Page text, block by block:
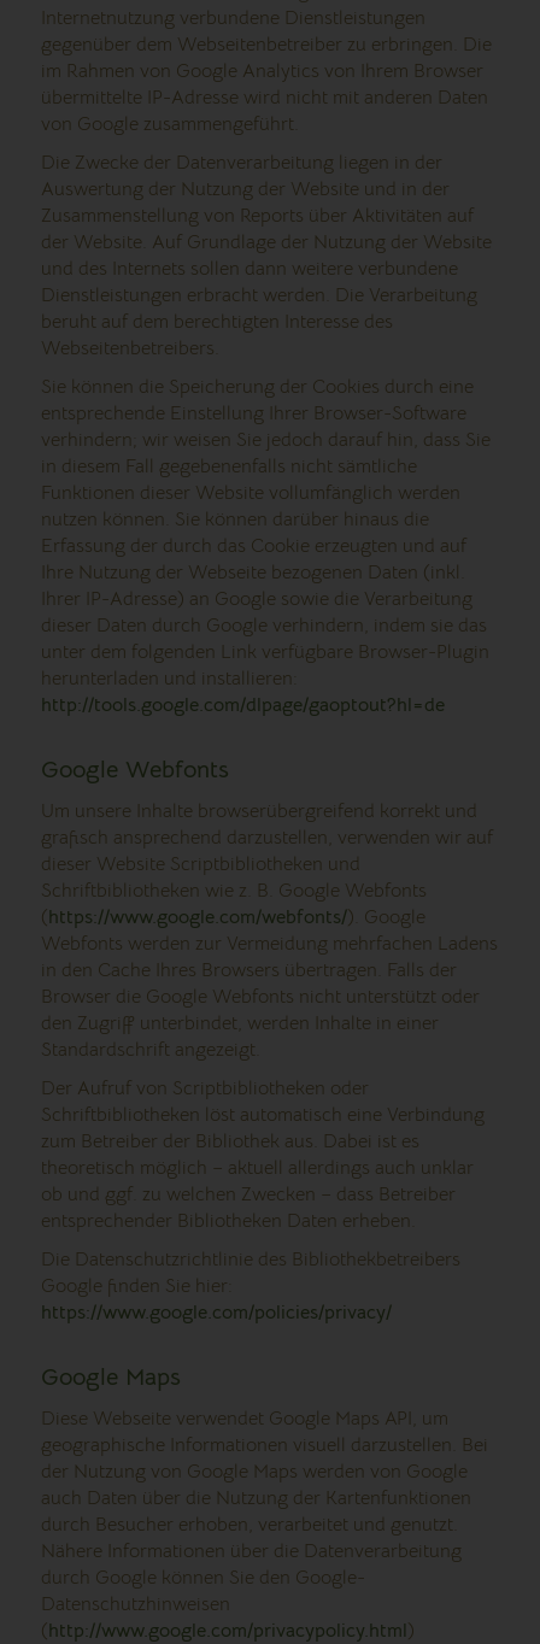
Internetnutzung verbundene Dienstleistungen
gegenüber dem Webseitenbetreiber zu erbringen. Die
im Rahmen von Google Analytics von Ihrem Browser
übermittelte IP-Adresse wird nicht mit anderen Daten
von Google zusammengeführt.
Die Zwecke der Datenverarbeitung liegen in der
Auswertung der Nutzung der Website und in der
Zusammenstellung von Reports über Aktivitäten auf
der Website. Auf Grundlage der Nutzung der Website
und des Internets sollen dann weitere verbundene
Dienstleistungen erbracht werden. Die Verarbeitung
beruht auf dem berechtigten Interesse des
Webseitenbetreibers.
Sie können die Speicherung der Cookies durch eine
entsprechende Einstellung Ihrer Browser-Software
verhindern; wir weisen Sie jedoch darauf hin, dass Sie
in diesem Fall gegebenenfalls nicht sämtliche
Funktionen dieser Website vollumfänglich werden
nutzen können. Sie können darüber hinaus die
Erfassung der durch das Cookie erzeugten und auf
Ihre Nutzung der Webseite bezogenen Daten (inkl.
Ihrer IP-Adresse) an Google sowie die Verarbeitung
dieser Daten durch Google verhindern, indem sie das
unter dem folgenden Link verfügbare Browser-Plugin
herunterladen und installieren:
http://tools.google.com/dlpage/gaoptout?hl=de
Google Webfonts
Um unsere Inhalte browserübergreifend korrekt und
grafisch ansprechend darzustellen, verwenden wir auf
dieser Website Scriptbibliotheken und
Schriftbibliotheken wie z. B. Google Webfonts
(https://www.google.com/webfonts/). Google
Webfonts werden zur Vermeidung mehrfachen Ladens
in den Cache Ihres Browsers übertragen. Falls der
Browser die Google Webfonts nicht unterstützt oder
den Zugriff unterbindet, werden Inhalte in einer
Standardschrift angezeigt.
Der Aufruf von Scriptbibliotheken oder
Schriftbibliotheken löst automatisch eine Verbindung
zum Betreiber der Bibliothek aus. Dabei ist es
theoretisch möglich – aktuell allerdings auch unklar
ob und ggf. zu welchen Zwecken – dass Betreiber
entsprechender Bibliotheken Daten erheben.
Die Datenschutzrichtlinie des Bibliothekbetreibers
Google finden Sie hier:
https://www.google.com/policies/privacy/
Google Maps
Diese Webseite verwendet Google Maps API, um
geographische Informationen visuell darzustellen. Bei
der Nutzung von Google Maps werden von Google
auch Daten über die Nutzung der Kartenfunktionen
durch Besucher erhoben, verarbeitet und genutzt.
Nähere Informationen über die Datenverarbeitung
durch Google können Sie den Google-
Datenschutzhinweisen
(http://www.google.com/privacypolicy.html )